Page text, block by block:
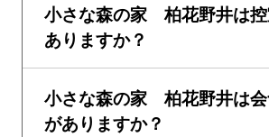
小さな森の家 柏花野井は
ありますか？
小さな森の家 柏花野井は
がありますか？